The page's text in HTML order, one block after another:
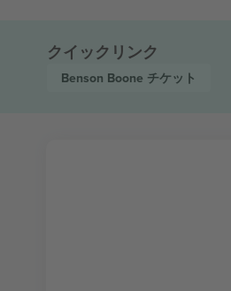
クイックリンク
Benson Boone チケット